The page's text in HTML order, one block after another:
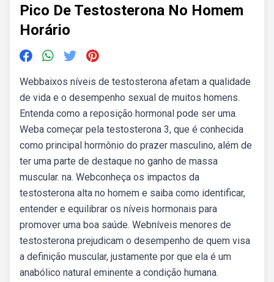
Pico De Testosterona No Homem
Horário
Webbaixos níveis de testosterona afetam a qualidade
de vida e o desempenho sexual de muitos homens.
Entenda como a reposição hormonal pode ser uma.
Weba começar pela testosterona 3, que é conhecida
como principal hormônio do prazer masculino, além de
ter uma parte de destaque no ganho de massa
muscular. na. Webconheça os impactos da
testosterona alta no homem e saiba como identificar,
entender e equilibrar os níveis hormonais para
promover uma boa saúde. Webníveis menores de
testosterona prejudicam o desempenho de quem visa
a definição muscular, justamente por que ela é um
anabólico natural eminente a condição humana.